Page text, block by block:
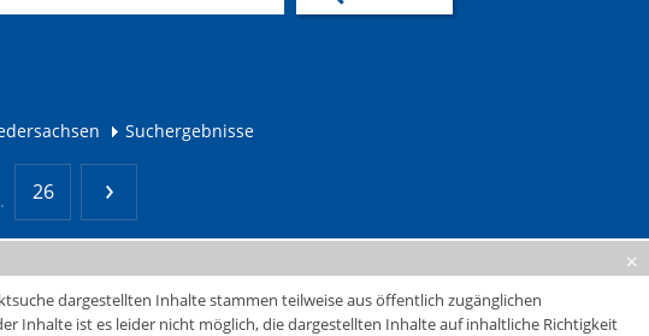
Suchergebnisse
26
dargestellten Inhalte stammen teilweise aus öffentlich zugänglichen
Inhalte ist es leider nicht möglich, die dargestellten Inhalte auf inhaltliche Richtigkeit